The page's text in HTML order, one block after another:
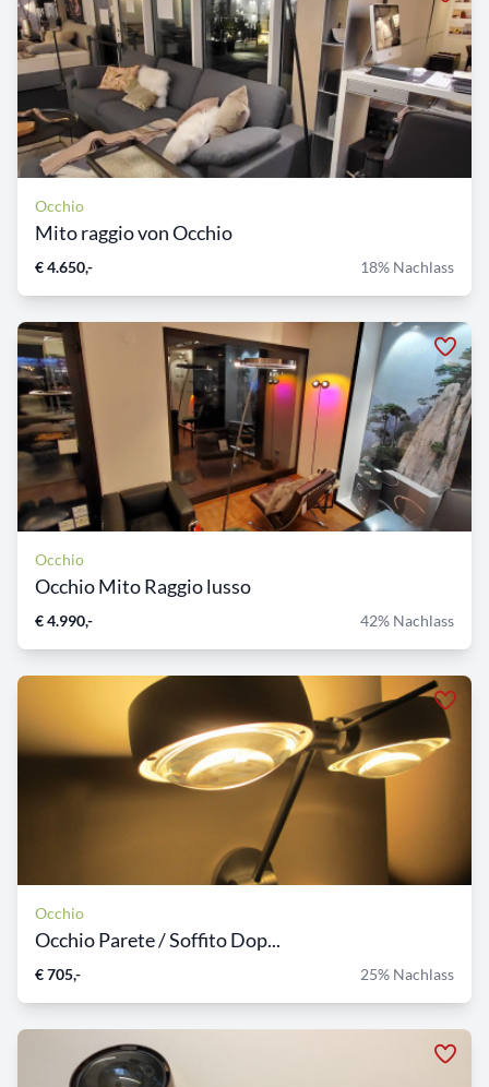
Occhio
Mito raggio von Occhio
€ 4.650,- 18% Nachlass
Occhio
Occhio Mito Raggio lusso
€ 4.990,- 42% Nachlass
Occhio
Occhio Parete / Soffito Dop...
€ 705,- 25% Nachlass